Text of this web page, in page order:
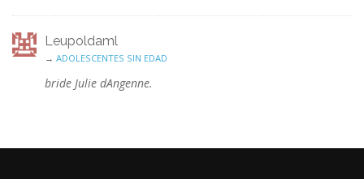
Leupoldaml
→ ADOLESCENTES SIN EDAD
bride Julie dAngenne.